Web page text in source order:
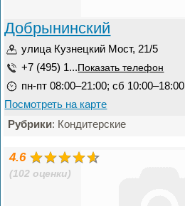
Добрынинский
улица Кузнецкий Мост, 21/5
+7 (495) 1... Показать телефон
пн-пт 08:00–21:00; сб 10:00–18:00
Посмотреть на карте
Рубрики: Кондитерские
4.6
(102 оценки)